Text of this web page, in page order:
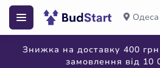
Одеса
Знижка на доставку 400
замовлення від 10